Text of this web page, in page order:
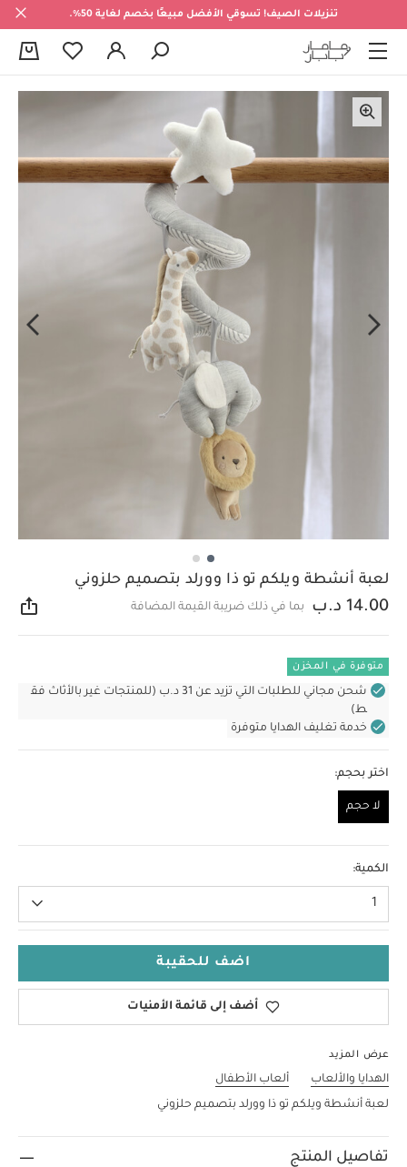
تنزيلات الصيف! تسوقي الأفضل مبيعًا بخصم لغاية 50%.
لعبة أنشطة ويلكم تو ذا وورلد بتصميم حلزوني
14.00 د.ب بما في ذلك ضريبة القيمة المضافة
متوفرة في المخزن
شحن مجاني للطلبات التي تزيد عن 31 د.ب (للمنتجات غير بالأثاث فق
ط)
خدمة تغليف الهدايا متوفرة
اختر بحجم:
لا حجم
الكمية:
1
اضف للحقيبة
أضف إلى قائمة الأمنيات
عرض المزيد
الهدايا والألعاب
ألعاب الأطفال
لعبة أنشطة ويلكم تو ذا وورلد بتصميم حلزوني
تفاصيل المنتج